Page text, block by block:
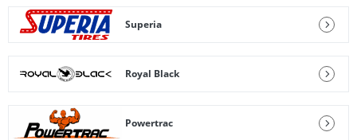
Superia
Royal Black
Powertrac